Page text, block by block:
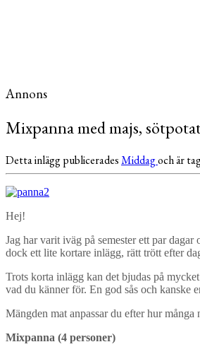
Annons
Mixpanna med majs,
Detta inlägg publiceradesMiddagoch är
Hej!
Jag har varit iväg på semester ett par
dock ett lite kortare inlägg, rätt trött efter
Trots korta inlägg kan det bjudas på
vad du känner för. En god sås och kanske
Mängden mat anpassar du efter hur
Mixpanna (4 personer)